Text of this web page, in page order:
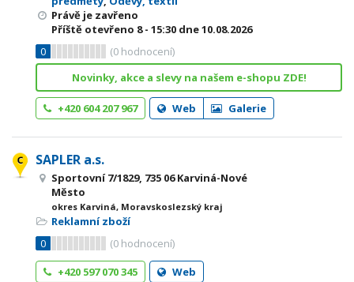
Právě je zavřeno
Příště otevřeno 8 - 15:30 dne 10.08.2026
0
(0 hodnocení)
Novinky, akce a slevy na našem e-shopu ZDE!
+420 604 207 967 Web Galerie
SAPLER a.s.
Sportovní 7/1829, 735 06 Karviná-Nové
Město
okres Karviná, Moravskoslezský kraj
Reklamní zboží
0
(0 hodnocení)
+420 597 070 345
Web